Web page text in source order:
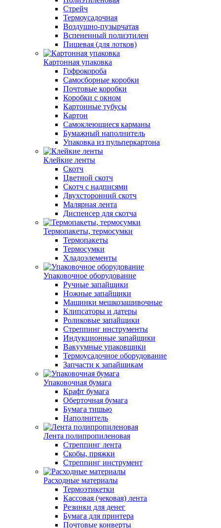
Стрейч
Термоусадочная
Воздушно-пузырчатая
Вспененный полиэтилен
Пищевая (для лотков)
Картонная упаковка
Гофрокороба
Самосборные коробки
Почтовые коробки
Коробки с окном
Картонные тубусы
Картон
Самоклеющиеся карманы
Бумажный наполнитель
Упаковка из пульперкартона
Клейкие ленты
Скотч
Цветной скотч
Скотч с надписями
Двухсторонний скотч
Малярная лента
Диспенсер для скотча
Термопакеты, термосумки
Термопакеты
Термосумки
Хладоэлементы
Упаковочное оборудование
Ручные запайщики
Ножные запайщики
Машинки мешкозашивочные
Клипсаторы и датеры
Роликовые запайщики
Стреппинг инструменты
Индукционные запайщики
Вакуумные упаковщики
Термоусадочное оборудование
Запчасти к запайщикам
Упаковочная бумага
Крафт бумага
Оберточная бумага
Бумага тишью
Наполнитель
Лента полипропиленовая
Стреппинг лента
Скобы, пряжки
Стреппинг инструмент
Расходные материалы
Термоэтикетки
Кассовая (чековая) лента
Резинки для денег
Бумага для принтера
Почтовые конверты